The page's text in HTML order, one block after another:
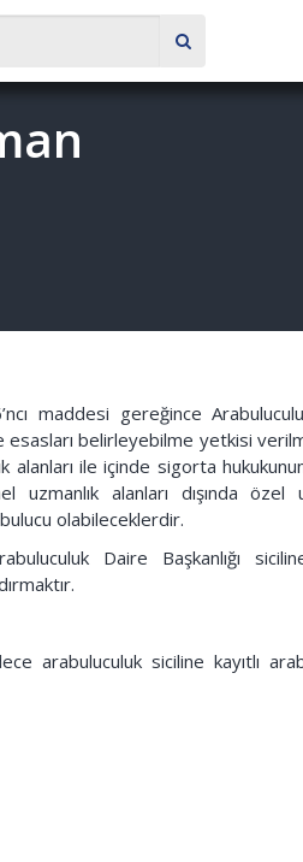
maddesi gereğince
esasları belirleyebilme yetkisi
alanları ile içinde sigorta
uzmanlık alanları dışında özel
olabileceklerdir.
Daire Başkanlığı
arabuluculuk siciline kayıtlı